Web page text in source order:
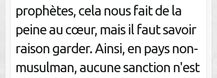
prophètes, cela nous fait de la
peine au cœur, mais il faut savoir
raison garder. Ainsi, en pays non-
musulman, aucune sanction n'est